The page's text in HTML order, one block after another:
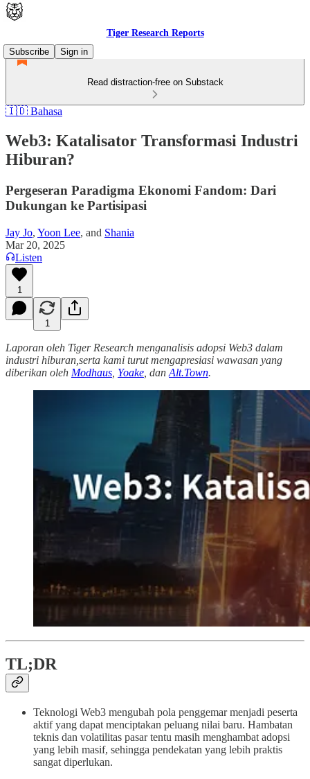
Tiger Research Reports
Subscribe
Sign in
Read distraction-free on Substack
🇮🇩 Bahasa
Web3: Katalisator Transformasi Industri
Hiburan?
Pergeseran Paradigma Ekonomi Fandom: Dari
Dukungan ke Partisipasi
Jay Jo, Yoon Lee, and Shania
Mar 20, 2025
Listen
1
1
Laporan oleh Tiger Research menganalisis adopsi Web3 dalam
industri hiburan,serta kami turut mengapresiasi wawasan yang
diberikan oleh Modhaus Yoake , dan Alt.Town.
TL;DR
Teknologi Web3 mengubah pola penggemar menjadi peserta
aktif yang dapat menciptakan peluang nilai baru. Hambatan
teknis dan volatilitas pasar tentu masih menghambat adopsi
yang lebih masif, sehingga pendekatan yang lebih praktis
sangat diperlukan.